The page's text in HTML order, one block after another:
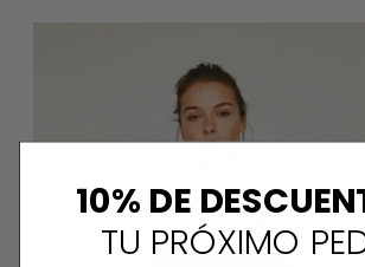
10% DE
TU PRÓXIMO